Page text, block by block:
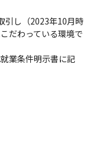
引し（2023年10月時
だわっている環境で
業条件明示書に記